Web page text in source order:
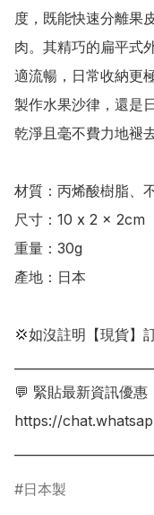
度，既能快速分離果
肉。其精巧的扁平式
適流暢，日常收納更
製作水果沙律，還是
乾淨且毫不費力地褪
材質：丙烯酸樹脂、
尺寸：10 x 2 x 2cm
重量：30g
產地：日本
💢如沒註明【現貨】
💬 緊貼最新資訊優惠
https://
日本製